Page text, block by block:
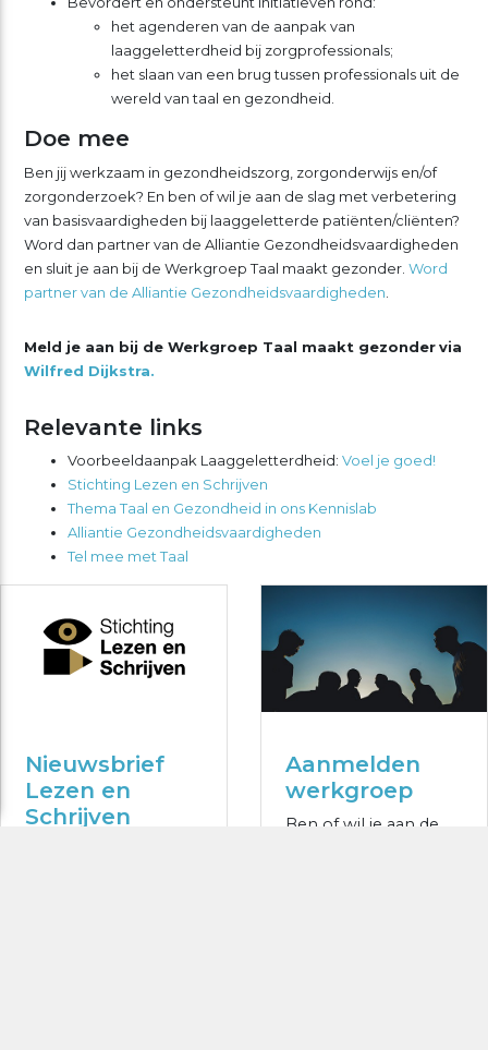
het agenderen van de aanpak van
laaggeletterdheid bij zorgprofessionals;
het slaan van een brug tussen professionals uit de
wereld van taal en gezondheid.
Doe mee
Ben jij werkzaam in gezondheidszorg, zorgonderwijs en/of
zorgonderzoek? En ben of wil je aan de slag met verbetering
van basisvaardigheden bij laaggeletterde patiënten/cliënten?
Word dan partner van de Alliantie Gezondheidsvaardigheden
en sluit je aan bij de Werkgroep Taal maakt gezonder. Word
partner van de Alliantie Gezondheidsvaardigheden
Meld je aan bij de Werkgroep Taal maakt gezonder via
Wilfred Dijkstra.
Relevante links
Voorbeeldaanpak Laaggeletterdheid: Voel je goed!
Stichting Lezen en Schrijven
Thema Taal en Gezondheid in ons Kennislab
Alliantie Gezondheidsvaardigheden
Tel mee met Taal
Nieuwsbrief
Lezen en
Schrijven
Aanmelden
werkgroep
Ben of wil je aan de